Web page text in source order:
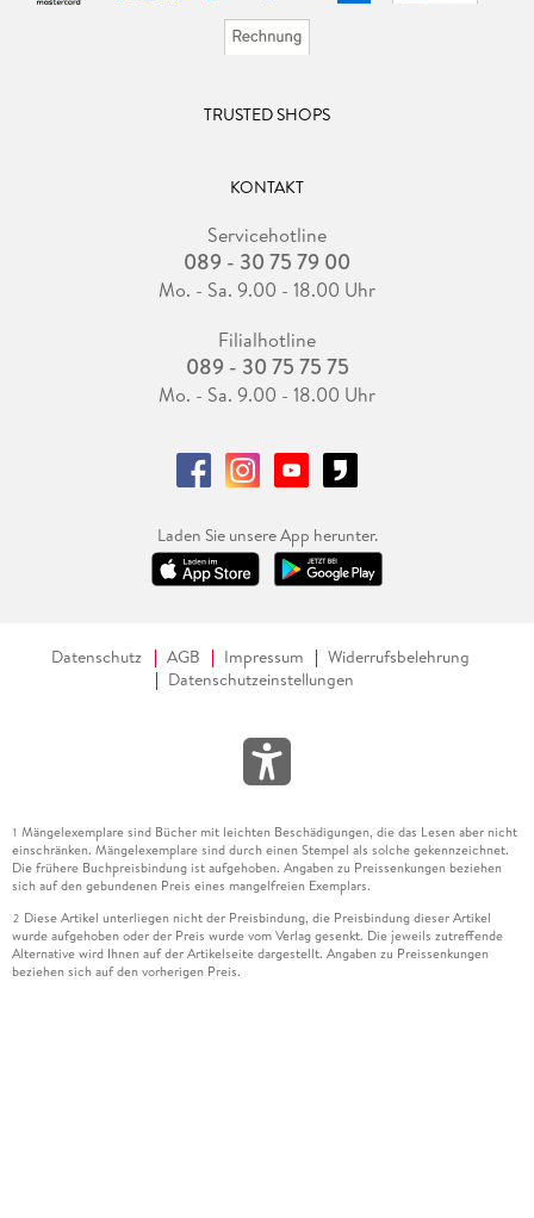
TRUSTED SHOPS
KONTAKT
Servicehotline
089 - 30 75 79 00
Mo. - Sa. 9.00 - 18.00 Uhr
Filialhotline
089 - 30 75 75 75
Mo. - Sa. 9.00 - 18.00 Uhr
Laden Sie unsere App herunter.
Datenschutz AGB Impressum
Widerrufsbelehrung
Datenschutzeinstellungen
1 Mängelexemplare sind Bücher mit leichten Beschädigungen, die das Lesen aber nicht
einschränken. Mängelexemplare sind durch einen Stempel als solche gekennzeichnet.
Die frühere Buchpreisbindung ist aufgehoben. Angaben zu Preissenkungen beziehen
sich auf den gebundenen Preis eines mangelfreien Exemplars.
2 Diese Artikel unterliegen nicht der Preisbindung, die Preisbindung dieser Artikel
wurde aufgehoben oder der Preis wurde vom Verlag gesenkt. Die jeweils zutreffende
Alternative wird Ihnen auf der Artikelseite dargestellt. Angaben zu Preissenkungen
beziehen sich auf den vorherigen Preis.